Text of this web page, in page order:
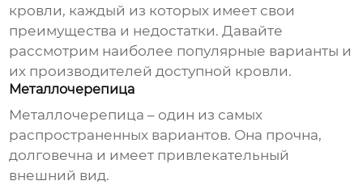
кровли, каждый из которых имеет свои
преимущества и недостатки. Давайте
рассмотрим наиболее популярные варианты и
их производителей доступной кровли.
Металлочерепица
Металлочерепица – один из самых
распространенных вариантов. Она прочна,
долговечна и имеет привлекательный
внешний вид.